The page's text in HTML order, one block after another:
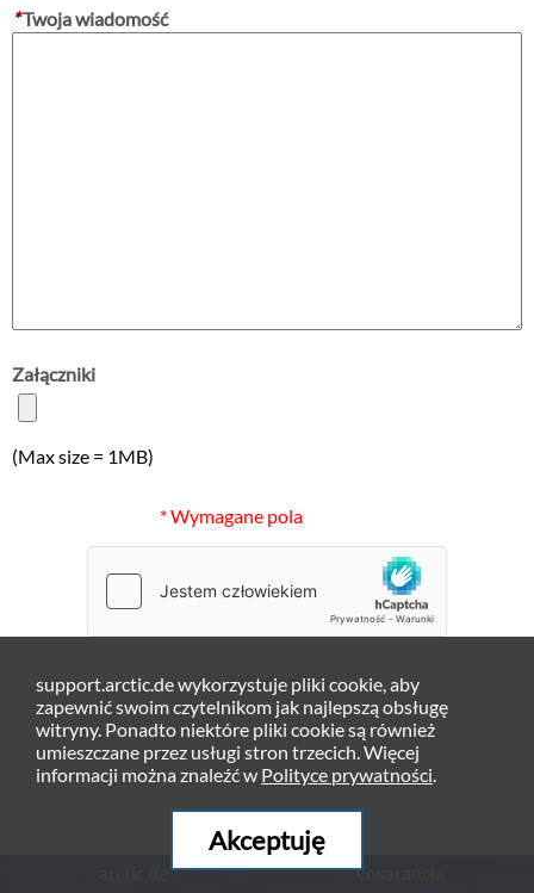
*Twoja wiadomość
Załączniki
(Max size = 1MB)
* Wymagane pola
Zatwierdź
Gwarancja
support.arctic.de wykorzystuje pliki cookie, aby
zapewnić swoim czytelnikom jak najlepszą obsługę
witryny. Ponadto niektóre pliki cookie są również
umieszczane przez usługi stron trzecich. Więcej
informacji można znaleźć w Polityce prywatności.
Akceptuję